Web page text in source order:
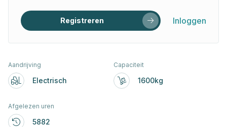
Registreren Inloggen
Aandrijving
Electrisch
Capaciteit
1600kg
Afgelezen uren
5882